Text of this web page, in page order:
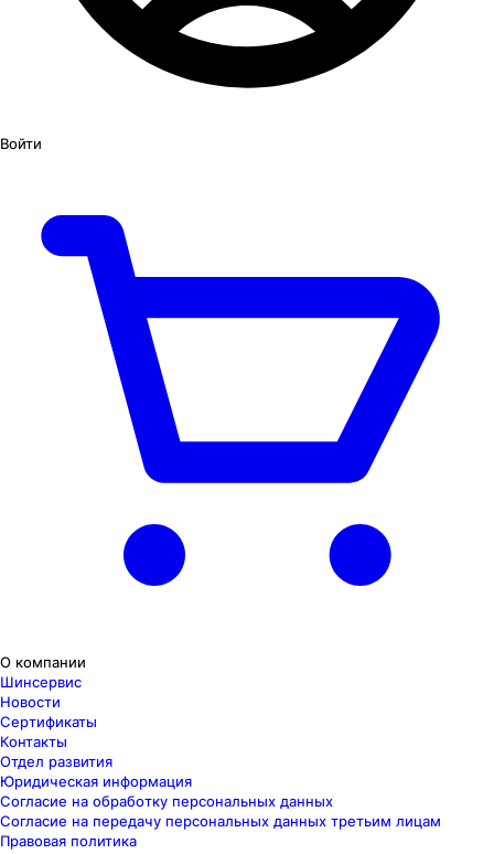
Войти
О компании
Шинсервис
Новости
Сертификаты
Контакты
Отдел развития
Юридическая информация
Согласие на обработку персональных данных
Согласие на передачу персональных данных третьим лицам
Правовая политика